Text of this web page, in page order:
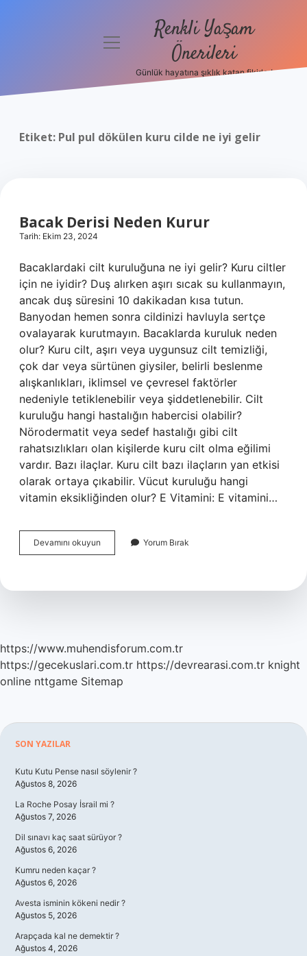
Politikası
menüyü
Renkli Yaşam
Önerileri
Günlük hayatına şıklık katan fikirler!
Etiket: Pul pul dökülen kuru cilde ne iyi gelir
Bacak Derisi Neden Kurur
Tarih: Ekim 23, 2024
Bacaklardaki cilt kuruluğuna ne iyi gelir? Kuru ciltler
için ne iyidir? Duş alırken aşırı sıcak su kullanmayın,
ancak duş süresini 10 dakikadan kısa tutun.
Banyodan hemen sonra cildinizi havluyla sertçe
ovalayarak kurutmayın. Bacaklarda kuruluk neden
olur? Kuru cilt, aşırı veya uygunsuz cilt temizliği,
çok dar veya sürtünen giysiler, belirli beslenme
alışkanlıkları, iklimsel ve çevresel faktörler
nedeniyle tetiklenebilir veya şiddetlenebilir. Cilt
kuruluğu hangi hastalığın habercisi olabilir?
Nörodermatit veya sedef hastalığı gibi cilt
rahatsızlıkları olan kişilerde kuru cilt olma eğilimi
vardır. Bazı ilaçlar. Kuru cilt bazı ilaçların yan etkisi
olarak ortaya çıkabilir. Vücut kuruluğu hangi
vitamin eksikliğinden olur? E Vitamini: E vitamini…
Devamını okuyun
Derisi
Yorum Bırak
https://www.muhendisforum.com.tr
https://gecekuslari.com.tr https://devrearasi.com.tr knight
online nttgame Sitemap
Sidebar
SON YAZILAR
Kutu Kutu Pense nasıl söylenir ?
Ağustos 8, 2026
La Roche Posay İsrail mi ?
Ağustos 7, 2026
Dil sınavı kaç saat sürüyor ?
Ağustos 6, 2026
Kumru neden kaçar ?
Ağustos 6, 2026
Avesta isminin kökeni nedir ?
Ağustos 5, 2026
Arapçada kal ne demektir ?
Ağustos 4, 2026